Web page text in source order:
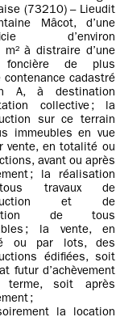
(73210) – Lieudit
Mâcot, d’une
d’environ
à distraire d’une
foncière de plus
contenance cadastré
A, à destination
collective ; la
sur ce terrain
immeubles en vue
vente, en totalité ou
avant ou après
; la réalisation
travaux de
et de
de tous
; la vente, en
ou par lots, des
édifiées, soit
futur d’achèvement
soit après
;
la location